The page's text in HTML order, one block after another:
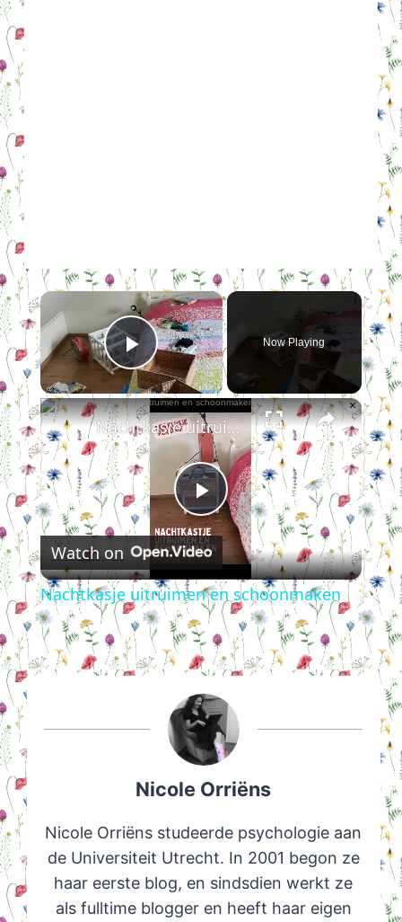
×
Play Video
Now Playing
×
Play
Video
Nachtkasje uitruimen en schoonmaken
Watch on
Nachtkasje uitruimen en schoonmaken
Nicole Orriëns
Nicole Orriëns studeerde psychologie aan
de Universiteit Utrecht. In 2001 begon ze
haar eerste blog, en sindsdien werkt ze
als fulltime blogger en heeft haar eigen